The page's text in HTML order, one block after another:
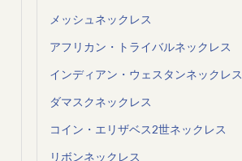
メッシュネックレス
アフリカン・トライバルネックレス
インディアン・ウェスタンネックレス
ダマスクネックレス
コイン・エリザベス2世ネックレス
リボンネックレス